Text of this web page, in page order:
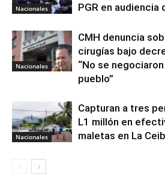
Nacionales
PGR en audiencia
Nacionales
CMH denuncia
cirugías bajo
“No se
pueblo”
Nacionales
Capturan a tres
L1 millón en
maletas en La